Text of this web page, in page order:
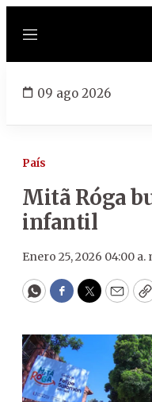
Menú
09 ago 2026
País
Mitã Róga
infantil
Enero 25, 2026 04:00 a.
WhatsApp
Facebook
Twitter